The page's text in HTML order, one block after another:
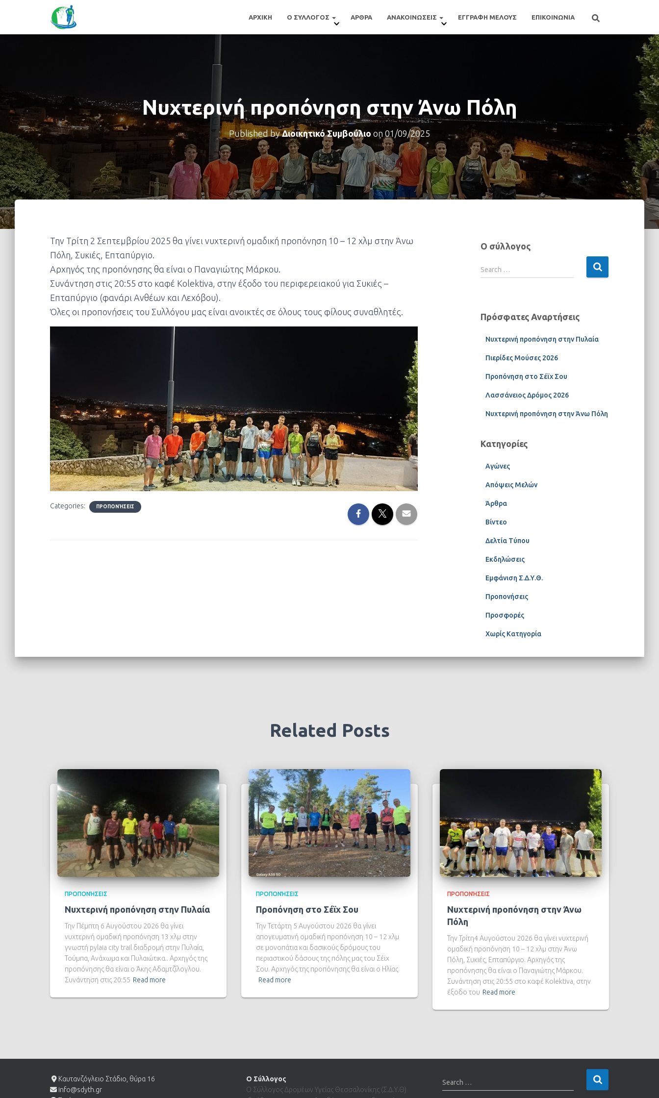
ΑΡΧΙΚΗ Ο ΣΥΛΛΟΓΟΣ ΑΡΘΡΑ ΑΝΑΚΟΙΝΩΣΕΙΣ ΕΓΓΡΑΦΗ ΜΕΛΟΥΣ ΕΠΙΚΟΙΝΩΝΙΑ
Νυχτερινή προπόνηση στην Άνω Πόλη
Published byΔιοικητικό Συμβούλιο on 01/09/2025
Την Τρίτη 2 Σεπτεμβρίου 2025 θα γίνει νυχτερινή ομαδική προπόνηση 10 – 12 χλμ στην Άνω
Πόλη, Συκιές, Επταπύργιο.
Αρχηγός της προπόνησης θα είναι ο Παναγιώτης Μάρκου.
Συνάντηση στις 20:55 στο καφέ Kolektiva, στην έξοδο του περιφερειακού για Συκιές –
Επταπύργιο (φανάρι Ανθέων και Λεχόβου).
Όλες οι προπονήσεις του Συλλόγου μας είναι ανοικτές σε όλους τους φίλους συναθλητές.
Categories: ΠΡΟΠΟΝΉΣΕΙΣ
Ο σύλλογος
Search …
Πρόσφατες Αναρτήσεις
Νυχτερινή προπόνηση στην Πυλαία
Πιερίδες Μούσες 2026
Προπόνηση στο Σέϊχ Σου
Λασσάνειος Δρόμος 2026
Νυχτερινή προπόνηση στην Άνω Πόλη
Κατηγορίες
Αγώνες
Απόψεις Μελών
Άρθρα
Βίντεο
Δελτία Τύπου
Εκδηλώσεις
Εμφάνιση Σ.Δ.Υ.Θ.
Προπονήσεις
Προσφορές
Χωρίς Κατηγορία
Related Posts
ΠΡΟΠΟΝΉΣΕΙΣ
Νυχτερινή προπόνηση στην Πυλαία
Την Πέμπτη 6 Αυγούστου 2026 θα γίνει
νυχτερινή ομαδική προπόνηση 13 χλμ στην
γνωστή pylaia city trail διαδρομή στην Πυλαία,
Τούμπα, Ανάχωμα και Πυλαιώτικα.. Αρχηγός της
προπόνησης θα είναι ο Άκης Αδαμτζίλογλου.
Συνάντηση στις 20:55 Read more
ΠΡΟΠΟΝΉΣΕΙΣ
Προπόνηση στο Σέϊχ Σου
Την Τετάρτη 5 Αυγούστου 2026 θα γίνει
απογευματινή ομαδική προπόνηση 10 – 12 χλμ
σε μονοπάτια και δασικούς δρόμους του
περιαστικού δάσους της πόλης μας του Σέϊχ
Σου. Αρχηγός της προπόνησης θα είναι ο Ηλίας
Read more
ΠΡΟΠΟΝΉΣΕΙΣ
Νυχτερινή προπόνηση στην Άνω
Πόλη
Την Τρίτη4 Αυγούστου 2026 θα γίνει νυχτερινή
ομαδική προπόνηση 10 – 12 χλμ στην Άνω
Πόλη, Συκιές, Επταπύργιο. Αρχηγός της
προπόνησης θα είναι ο Παναγιώτης Μάρκου.
Συνάντηση στις 20:55 στο καφέ Kolektiva, στην
έξοδο του Read more
Καυτανζόγλειο Στάδιο, θύρα 16
info@sdyth.gr
Ο Σύλλογος
Ο Σύλλογος Δρομέων Υγείας Θεσσαλονίκης (Σ.Δ.Υ.Θ)
Search …